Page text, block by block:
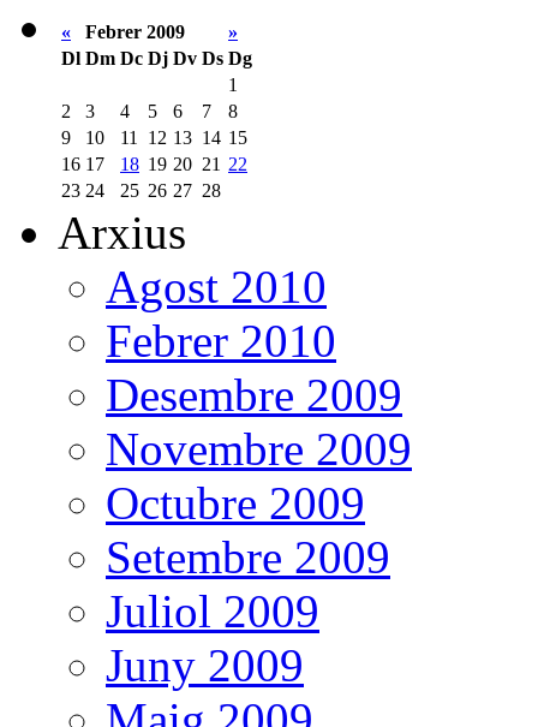
« Febrer 2009
»
Dl Dm Dc Dj Dv Ds Dg
1
2
3 4 5 6 7
8
9
10 11 12 13 14 15
16 17 18 19 20 21 22
23 24 25 26 27 28
Arxius
Agost 2010
Febrer 2010
Desembre 2009
Novembre 2009
Octubre 2009
Setembre 2009
Juliol 2009
Juny 2009